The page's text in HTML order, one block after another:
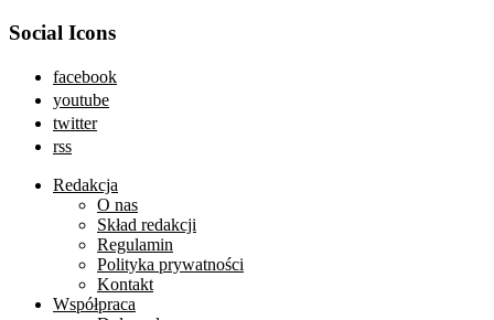
Social Icons
facebook
youtube
twitter
rss
Redakcja
O nas
Skład redakcji
Regulamin
Polityka prywatności
Kontakt
Współpraca